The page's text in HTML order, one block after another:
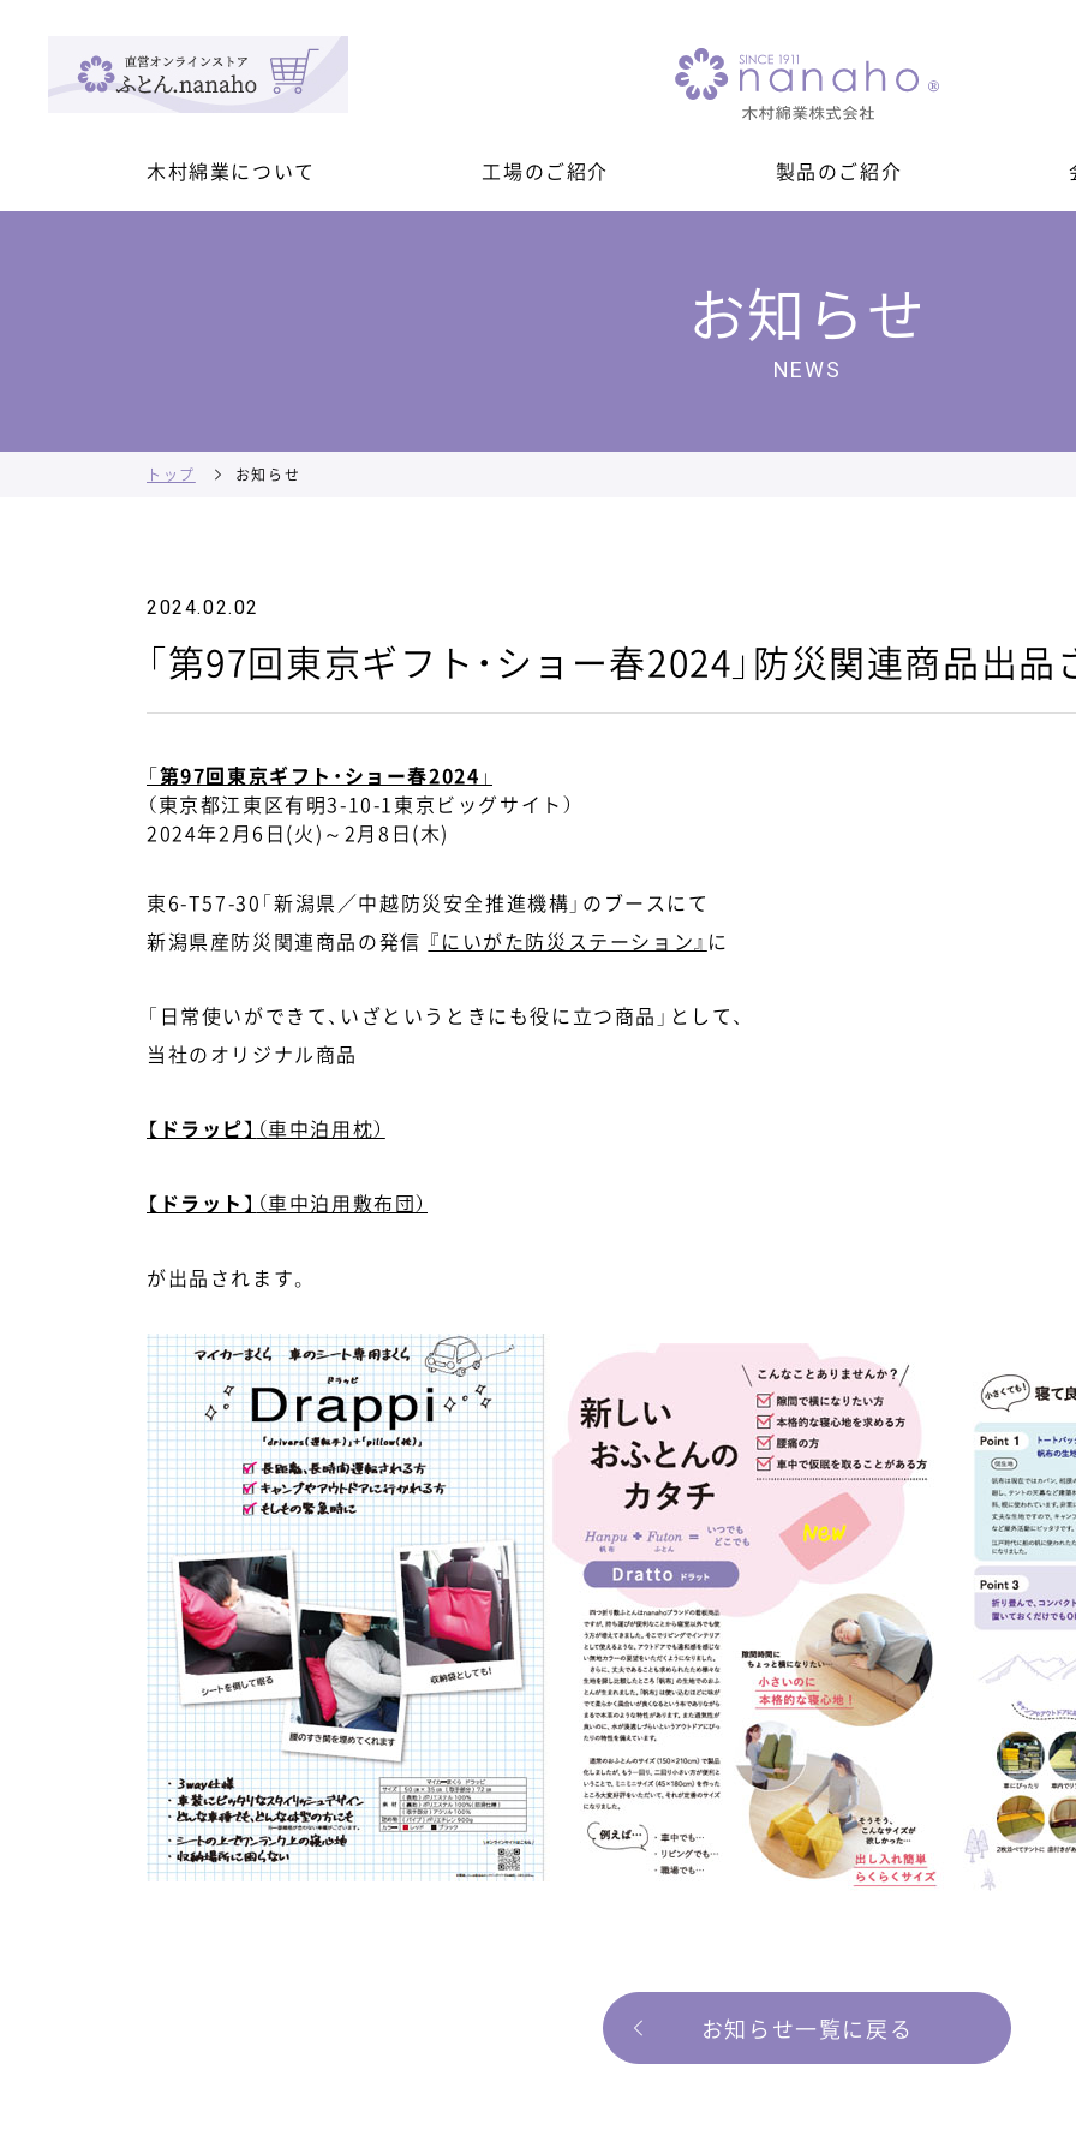
木村綿業について 工場のご紹介 製品のご紹介
お知らせ
NEWS
トップ お知らせ
2024.02.02
「第97回東京ギフト・ショー春2024」防災関連商品出品
「第97回東京ギフト・ショー春2024」
（東京都江東区有明3-10-1東京ビッグサイト）
2024年2月6日(火)～2月8日(木)
東6-T57-30「新潟県／中越防災安全推進機構」のブースにて
新潟県産防災関連商品の発信 『にいがた防災ステーション』 に
「日常使いができて、いざというときにも役に立つ商品」として、
当社のオリジナル商品
【ドラッピ】 （車中泊用枕）
【ドラット】 （車中泊用敷布団）
が出品されます。
お知らせ一覧に戻る